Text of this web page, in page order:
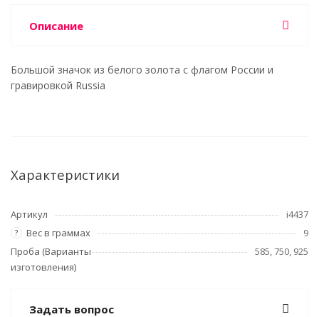
Описание
Большой значок из белого золота с флагом России и
гравировкой Russia
Характеристики
Артикул i4437
? Вес в граммах
9
Проба (Варианты
изготовления)
585, 750, 925
Задать вопрос